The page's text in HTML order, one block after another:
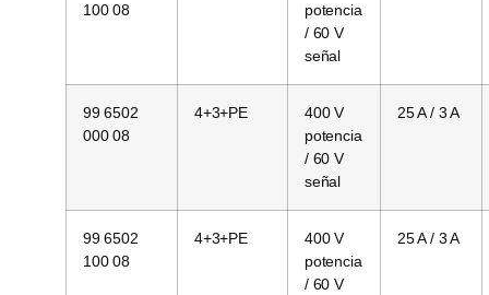
100 08
potencia
/ 60 V
señal
99 6502
000 08
4+3+PE
400 V
potencia
/ 60 V
señal
25 A / 3 A
99 6502
100 08
4+3+PE
400 V
potencia
/ 60 V
25 A / 3 A